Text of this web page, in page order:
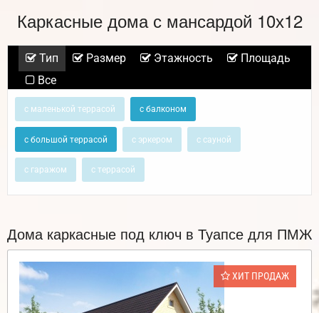
Каркасные дома с мансардой 10х12
Тип Размер Этажность
Площадь
Все
с маленькой террасой с балконом
с большой террасой с эркером с сауной
с гаражом с террасой
Дома каркасные под ключ в Туапсе для ПМЖ
ХИТ ПРОДАЖ